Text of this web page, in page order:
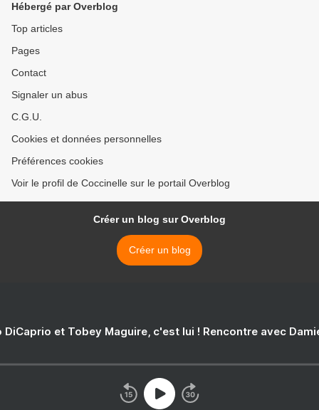
Hébergé par Overblog
Top articles
Pages
Contact
Signaler un abus
C.G.U.
Cookies et données personnelles
Préférences cookies
Voir le profil de Coccinelle sur le portail Overblog
Créer un blog sur Overblog
Créer un blog
DiCaprio et Tobey Maguire, c'est lui ! Rencontre avec